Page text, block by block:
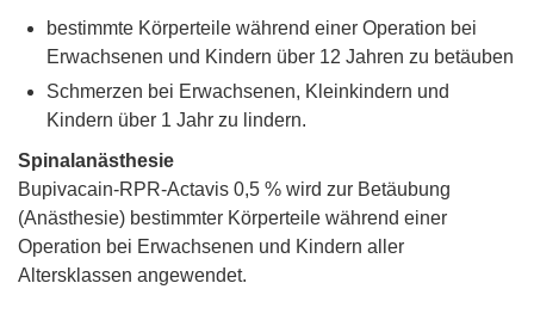
bestimmte Körperteile während einer Operation bei
Erwachsenen und Kindern über 12 Jahren zu betäuben
Schmerzen bei Erwachsenen, Kleinkindern und
Kindern über 1 Jahr zu lindern.
Spinalanästhesie
Bupivacain-RPR-Actavis 0,5 % wird zur Betäubung
(Anästhesie) bestimmter Körperteile während einer
Operation bei Erwachsenen und Kindern aller
Altersklassen angewendet.